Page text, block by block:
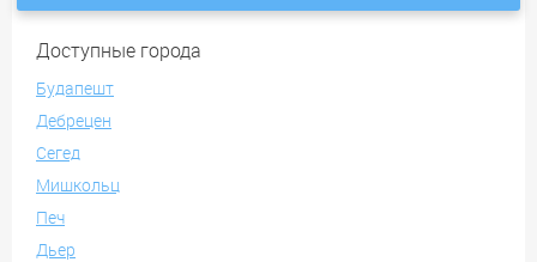
Доступные города
Будапешт
Дебрецен
Сегед
Мишкольц
Печ
Дьер